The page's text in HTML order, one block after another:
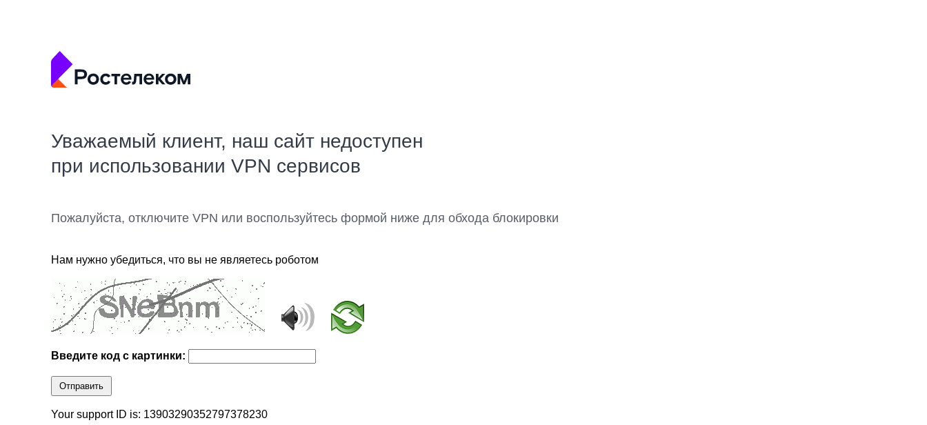
Уважаемый клиент, наш сайт недоступен
при использовании VPN сервисов
Пожалуйста, отключите VPN или воспользуйтесь формой ниже для обхода блокировки
Нам нужно убедиться, что вы не являетесь роботом
Введите код с картинки:
Отправить
Your support ID is: 13903290352797378230